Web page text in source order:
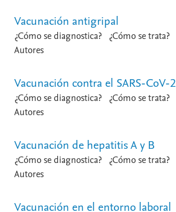
Vacunación antigripal
¿Cómo se diagnostica? ¿Cómo se trata?
Autores
Vacunación contra el SARS-CoV-2
¿Cómo se diagnostica? ¿Cómo se trata?
Autores
Vacunación de hepatitis A y B
¿Cómo se diagnostica? ¿Cómo se trata?
Autores
Vacunación en el entorno laboral